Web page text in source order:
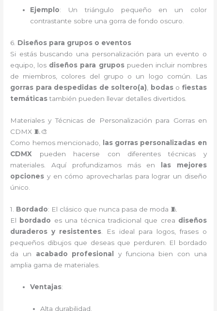
Ejemplo: Un triángulo pequeño en un color
contrastante sobre una gorra de fondo oscuro.
6. Diseños para grupos o eventos
Si estás buscando una personalización para un evento o
equipo, los diseños para grupospueden incluir nombres
de miembros, colores del grupo o un logo común. Las
gorras para despedidas de soltero(a)
bodaso fiestas
temáticastambién pueden llevar detalles divertidos.
Materiales y Técnicas de Personalización para Gorras en
CDMX 🧵🎨
Como hemos mencionado,
las gorras personalizadas en
CDMX pueden hacerse con diferentes técnicas y
materiales. Aquí profundizamos más en
las mejores
opciones y en cómo aprovecharlas para lograr un diseño
único.
1. Bordado: El clásico que nunca pasa de moda 🧵
El
bordado es una técnica tradicional que crea diseños
duraderos y resistentes . Es ideal para logos, frases o
pequeños dibujos que deseas que perduren. El bordado
da un acabado profesional
y funciona bien con una
amplia gama de materiales.
Ventajas:
Alta durabilidad.